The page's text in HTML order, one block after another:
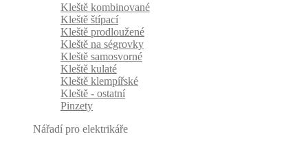
Kleště kombinované
Kleště štípací
Kleště prodloužené
Kleště na ségrovky
Kleště samosvorné
Kleště kulaté
Kleště klempířské
Kleště - ostatní
Pinzety
Nářadí pro elektrikáře